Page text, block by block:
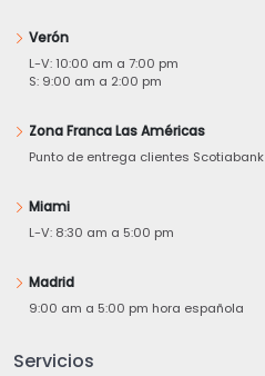
Verón
L-V: 10:00 am a 7:00 pm
S: 9:00 am a 2:00 pm
Zona Franca Las Américas
Punto de entrega clientes Scotiabank
Miami
L-V: 8:30 am a 5:00 pm
Madrid
9:00 am a 5:00 pm hora española
Servicios